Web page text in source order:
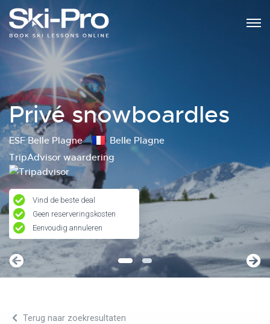
Privé snowboardles
ESF Belle Plagne
Belle Plagne
TripAdvisor waardering
Vind de beste deal
Geen reserveringskosten
Eenvoudig annuleren
Terug naar zoekresultaten